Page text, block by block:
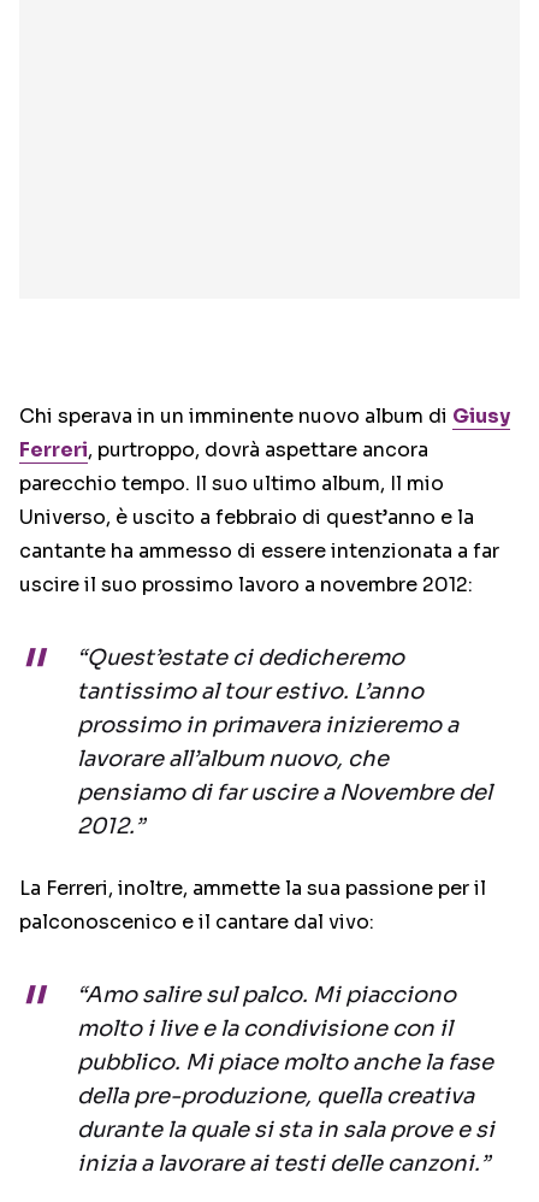
Chi sperava in un imminente nuovo album di Giusy
Ferreri, purtroppo, dovrà aspettare ancora
parecchio tempo. Il suo ultimo album, Il mio
Universo, è uscito a febbraio di quest’anno e la
cantante ha ammesso di essere intenzionata a far
uscire il suo prossimo lavoro a novembre 2012:
“Quest’estate ci dedicheremo
tantissimo al tour estivo. L’anno
prossimo in primavera inizieremo a
lavorare all’album nuovo, che
pensiamo di far uscire a Novembre del
2012.”
La Ferreri, inoltre, ammette la sua passione per il
palconoscenico e il cantare dal vivo:
“Amo salire sul palco. Mi piacciono
molto i live e la condivisione con il
pubblico. Mi piace molto anche la fase
della pre-produzione, quella creativa
durante la quale si sta in sala prove e si
inizia a lavorare ai testi delle canzoni.”